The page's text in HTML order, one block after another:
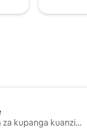
Nyumba za kupanga kuanzia mwezi mmoja